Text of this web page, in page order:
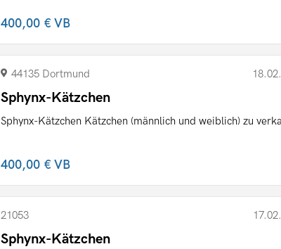
400,00 €VB
44135 Dortmund
Sphynx-Kätzchen
Sphynx-Kätzchen Kätzchen (männlich und weiblich) zu
400,00 €VB
21053
Sphynx-Kätzchen